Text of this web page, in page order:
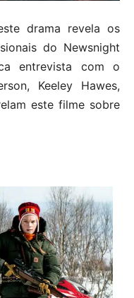
drama revela os
do Newsnight
entrevista com o
Keeley Hawes,
este filme sobre